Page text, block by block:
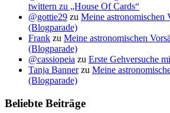
twittern zu „House Of Cards“
@gottie29 zu Meine astronomischen
(Blogparade)
Frank zu Meine astronomischen
(Blogparade)
@cassiopeia zu Erste Gehversuche
Tanja Bannerzu Meine
(Blogparade)
Beliebte Beiträge